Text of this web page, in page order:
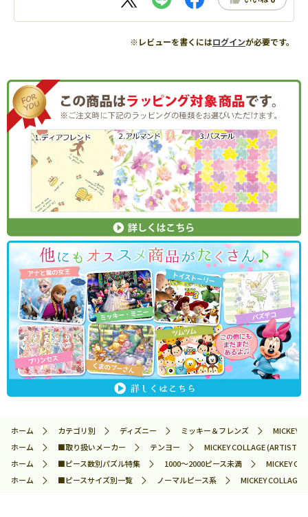
※レビューを書くにはログインが必要です。
ホーム カテゴリ別 ディズニー ミッキー＆フレンズ
MICKEY
ホーム
■取り扱いメーカー テンヨー
MICKEY COLLAGE
ホーム
■ピース数別パズル特集 1000～2000ピース未満
MICKEY
ホーム
■ピースサイズ別一覧 ノーマルピース系 MICKEY